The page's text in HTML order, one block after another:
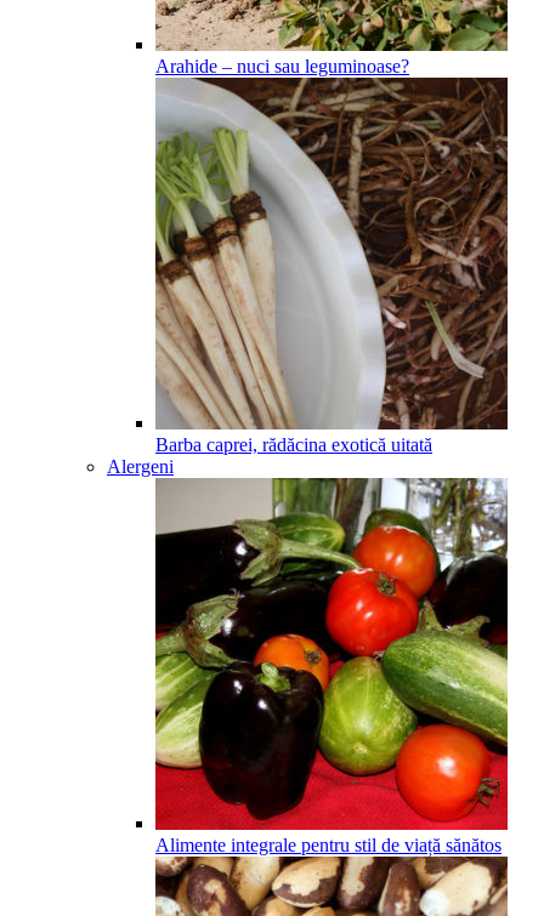
Arahide – nuci sau leguminoase?
Barba caprei, rădăcina exotică uitată
Alergeni
Alimente integrale pentru stil de viață sănătos